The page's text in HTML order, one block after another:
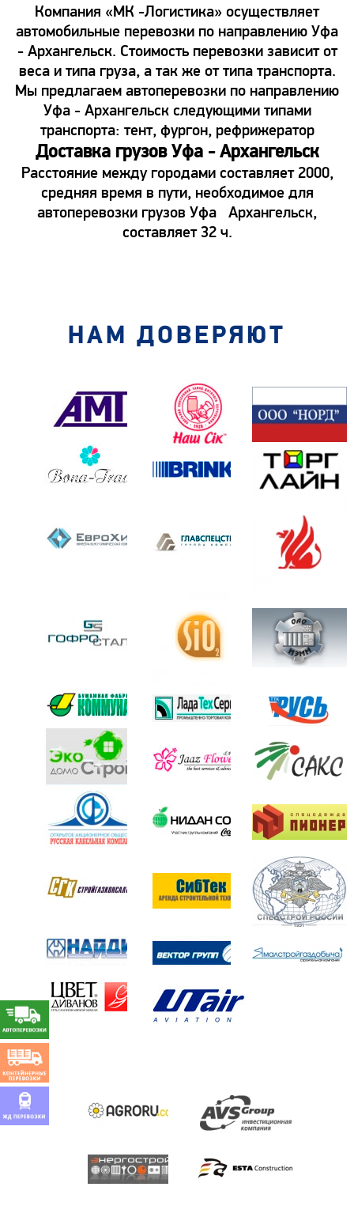
Компания «МК -Логистика» осуществляет
автомобильные перевозки по направлению Уфа
- Архангельск. Стоимость перевозки зависит от
веса и типа груза, а так же от типа транспорта.
Мы предлагаем автоперевозки по направлению
Уфа - Архангельск следующими типами
транспорта: тент, фургон, рефрижератор
Доставка грузов Уфа - Архангельск
Расстояние между городами составляет 2000,
средняя время в пути, необходимое для
автоперевозки грузов Уфа Архангельск,
составляет 32 ч.
НАМ ДОВЕРЯЮТ